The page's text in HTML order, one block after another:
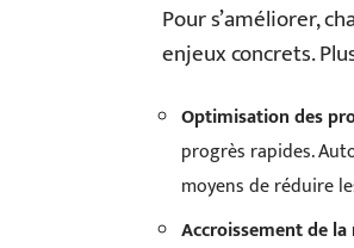
Pour s’améliorer,
enjeux concrets.
Optimisation des
progrès rapides.
moyens de réduire
Accroissement de